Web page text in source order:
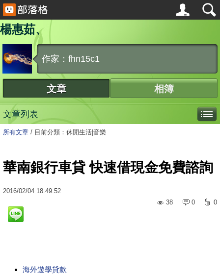
楊惠茹、
作家：fhn15c1
文章 相簿
文章列表
所有文章 / 目前分類：休閒生活|音樂
華南銀行車貸 快速借現金免費諮詢
2016/02/04 18:49:52
38
0 0
海外遊學貸款